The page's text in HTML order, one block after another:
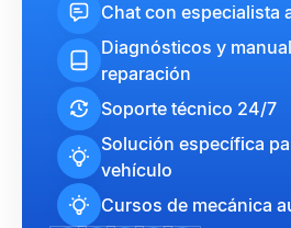
Chat con especialista
Diagnósticos y
reparación
Soporte técnico 24/7
Solución específica
vehículo
Cursos de mecánica